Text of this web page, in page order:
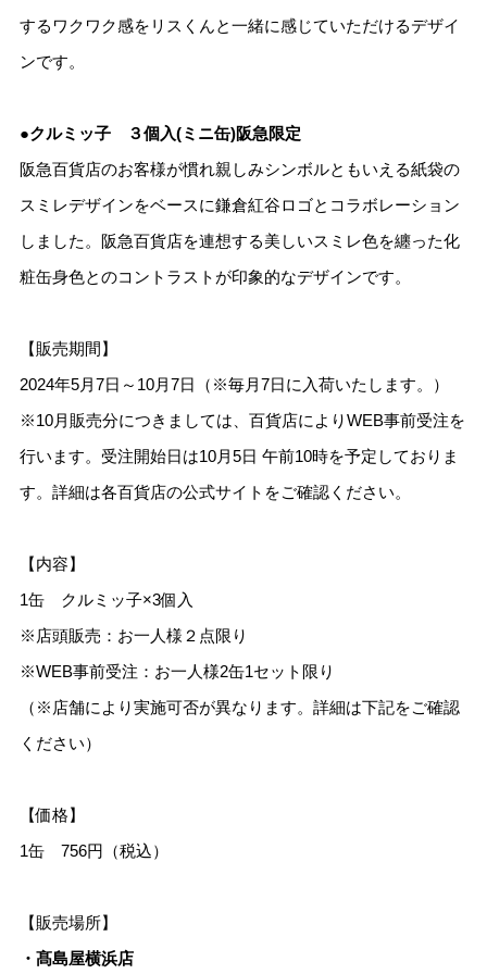
するワクワク感をリスくんと一緒に感じていただけるデザイ
ンです。
●クルミッ子 ３個入(ミニ缶)阪急限定
阪急百貨店のお客様が慣れ親しみシンボルともいえる紙袋の
スミレデザインをベースに鎌倉紅谷ロゴとコラボレーション
しました。阪急百貨店を連想する美しいスミレ色を纏った化
粧缶身色とのコントラストが印象的なデザインです。
【販売期間】
2024年5月7日～10月7日（※毎月7日に入荷いたします。）
※10月販売分につきましては、百貨店によりWEB事前受注を
行います。受注開始日は10月5日 午前10時を予定しておりま
す。詳細は各百貨店の公式サイトをご確認ください。
【内容】
1缶 クルミッ子×3個入
※店頭販売：お一人様２点限り
※WEB事前受注：お一人様2缶1セット限り
（※店舗により実施可否が異なります。詳細は下記をご確認
ください）
【価格】
1缶 756円（税込）
【販売場所】
・髙島屋横浜店